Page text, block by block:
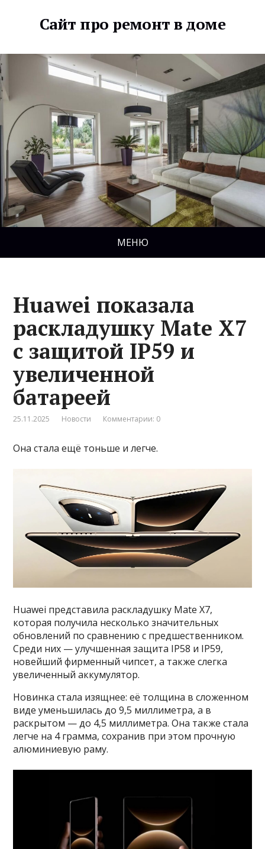
Сайт про ремонт в доме
МЕНЮ
Huawei показала
раскладушку Mate X7
с защитой IP59 и
увеличенной
батареей
25.11.2025 Новости Комментарии: 0
Она стала ещё тоньше и легче.
Huawei представила раскладушку Mate X7,
которая получила несколько значительных
обновлений по сравнению с предшественником.
Среди них — улучшенная защита IP58 и IP59,
новейший фирменный чипсет, а также слегка
увеличенный аккумулятор.
Новинка стала изящнее: её толщина в сложенном
виде уменьшилась до 9,5 миллиметра, а в
раскрытом — до 4,5 миллиметра. Она также стала
легче на 4 грамма, сохранив при этом прочную
алюминиевую раму.